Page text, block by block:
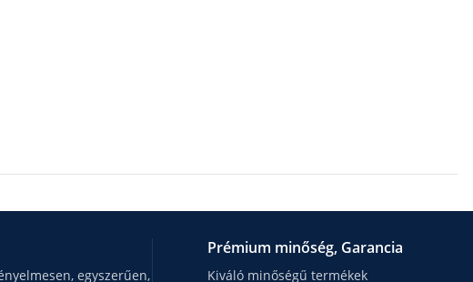
egyszerűen,
Prémium minőség, Garancia
Kiváló minőségű termékek